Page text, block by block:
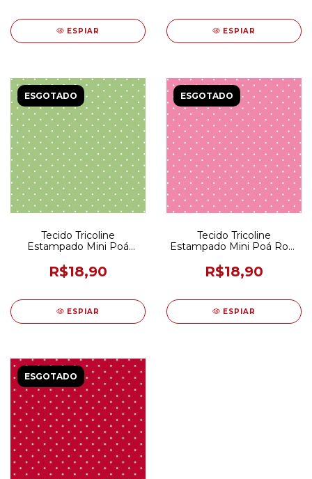
ESPIAR ESPIAR
ESGOTADO
Tecido Tricoline
Estampado Mini Poá
150CM
R$18,90
ESPIAR
ESGOTADO
Tecido Tricoline
Estampado Mini Poá Rosa
R$18,90
ESPIAR
ESGOTADO